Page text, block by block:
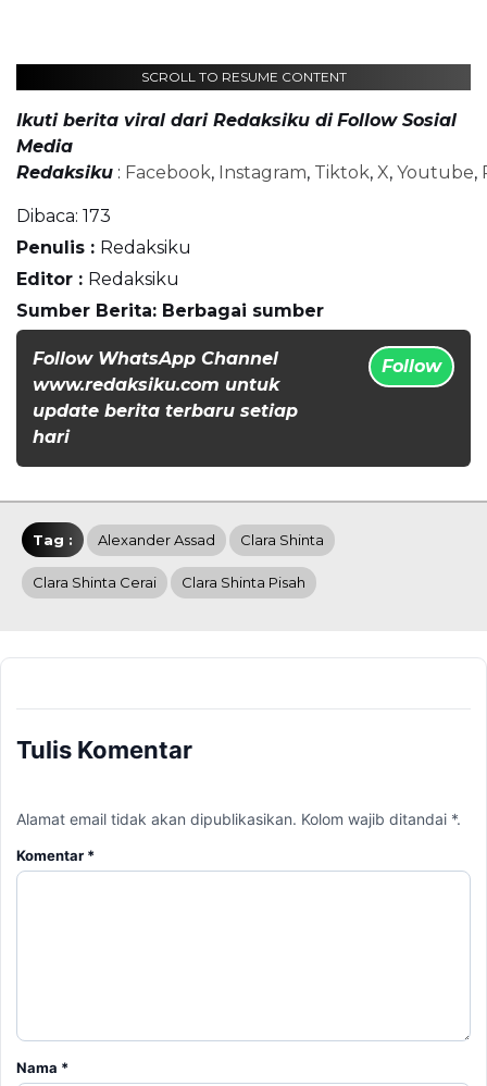
SCROLL TO RESUME CONTENT
Ikuti berita viral dari Redaksiku di Follow Sosial
Media
Redaksiku : Facebook, Instagram, Tiktok, X, Youtube,
Dibaca: 173
Penulis : Redaksiku
Editor : Redaksiku
Sumber Berita: Berbagai sumber
Follow WhatsApp Channel
www.redaksiku.com untuk
update berita terbaru setiap
hari
Follow
Tag : Alexander Assad Clara Shinta
Clara Shinta Cerai Clara Shinta Pisah
Tulis Komentar